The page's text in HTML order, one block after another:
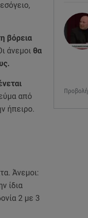
Προβολή
βόρεια
άνεμοιθα
από
ήπειρο.
Άνεμοι:
ίδια
2 με 3